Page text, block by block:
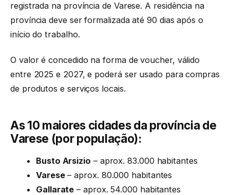
registrada na província de Varese. A residência na
província deve ser formalizada até 90 dias após o
início do trabalho.
O valor é concedido na forma de voucher, válido
entre 2025 e 2027, e poderá ser usado para compras
de produtos e serviços locais.
As 10 maiores cidades da província de
Varese (por população):
Busto Arsizio – aprox. 83.000 habitantes
Varese– aprox. 80.000 habitantes
Gallarate – aprox. 54.000 habitantes